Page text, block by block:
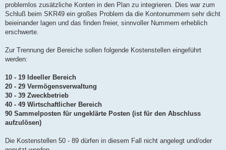
problemlos zusätzliche Konten in den Plan zu integrieren. Dies war zum
Schluß beim SKR49 ein großes Problem da die Kontonummern sehr dicht
beieinander lagen und das finden freier, sinnvoller Nummern erheblich
erschwerte.
Zur Trennung der Bereiche sollen folgende Kostenstellen eingeführt
werden:
10 - 19 Ideeller Bereich
20 - 29 Vermögensverwaltung
30 - 39 Zweckbetrieb
40 - 49 Wirtschaftlicher Bereich
90 Sammelposten für ungeklärte Posten (ist für den Abschluss
aufzulösen)
Die Kostenstellen 50 - 89 dürfen in diesem Fall nicht angelegt und/oder